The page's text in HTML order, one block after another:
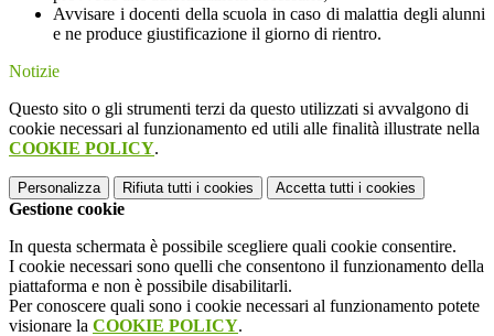
Avvisare i docenti della scuola in caso di malattia degli alunni
e ne produce giustificazione il giorno di rientro.
Notizie
Questo sito o gli strumenti terzi da questo utilizzati si avvalgono di
cookie necessari al funzionamento ed utili alle finalità illustrate nella
COOKIE POLICY.
Personalizza Rifiuta tutti i cookies Accetta tutti i cookies
Gestione cookie
In questa schermata è possibile scegliere quali cookie consentire.
I cookie necessari sono quelli che consentono il funzionamento della
piattaforma e non è possibile disabilitarli.
Per conoscere quali sono i cookie necessari al funzionamento potete
visionare la COOKIE POLICY.